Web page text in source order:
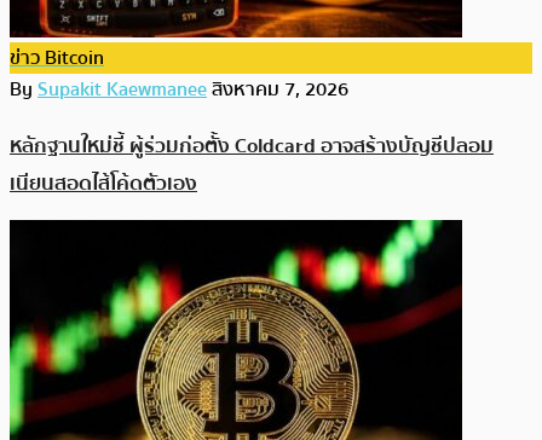
ข่าว Bitcoin
BySupakit Kaewmaneeสิงหาคม 7, 2026
หลักฐานใหม่ชี้ ผู้ร่วมก่อตั้ง Coldcard อาจสร้างบัญชีปลอม
เนียนสอดไส้โค้ดตัวเอง